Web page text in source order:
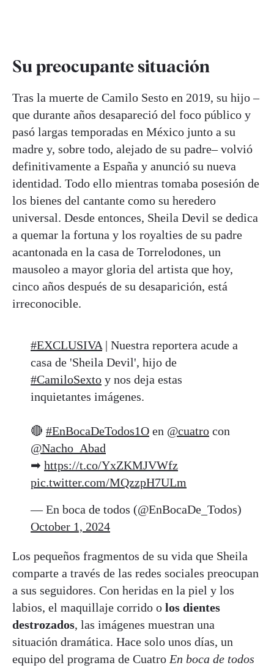
Su preocupante situación
Tras la muerte de Camilo Sesto en 2019, su hijo –
que durante años desapareció del foco público y
pasó largas temporadas en México junto a su
madre y, sobre todo, alejado de su padre– volvió
definitivamente a España y anunció su nueva
identidad. Todo ello mientras tomaba posesión de
los bienes del cantante como su heredero
universal. Desde entonces, Sheila Devil se dedica
a quemar la fortuna y los royalties de su padre
acantonada en la casa de Torrelodones, un
mausoleo a mayor gloria del artista que hoy,
cinco años después de su desaparición, está
irreconocible.
#EXCLUSIVA | Nuestra reportera acude a
casa de 'Sheila Devil', hijo de
#CamiloSexto y nos deja estas
inquietantes imágenes.
🔴 #EnBocaDeTodos1O en @cuatro con
@Nacho_Abad
➡ https://t.co/YxZKMJVWfz
pic.twitter.com/MQzzpH7ULm
— En boca de todos (@EnBocaDe_Todos)
October 1, 2024
Los pequeños fragmentos de su vida que Sheila
comparte a través de las redes sociales preocupan
a sus seguidores. Con heridas en la piel y los
labios, el maquillaje corrido o los dientes
destrozados, las imágenes muestran una
situación dramática. Hace solo unos días, un
equipo del programa de Cuatro En boca de todos